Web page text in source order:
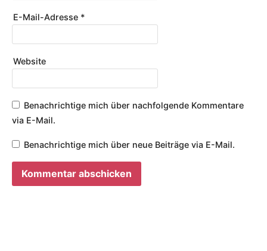
E-Mail-Adresse *
Website
Benachrichtige mich über nachfolgende Kommentare
via E-Mail.
Benachrichtige mich über neue Beiträge via E-Mail.